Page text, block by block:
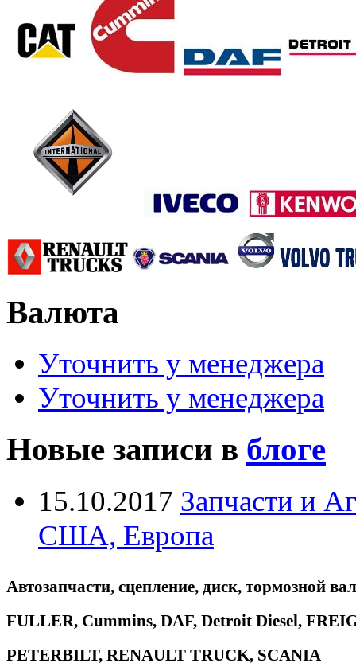
Валюта
Уточнить у менеджера
Уточнить у менеджера
Новые записи в блоге
15.10.2017 Запчасти и
США, Европа
Автозапчасти, сцепление, диск, тормозной
FULLER, Cummins, DAF, Detroit Diesel,
PETERBILT, RENAULT TRUCK, SCANIA